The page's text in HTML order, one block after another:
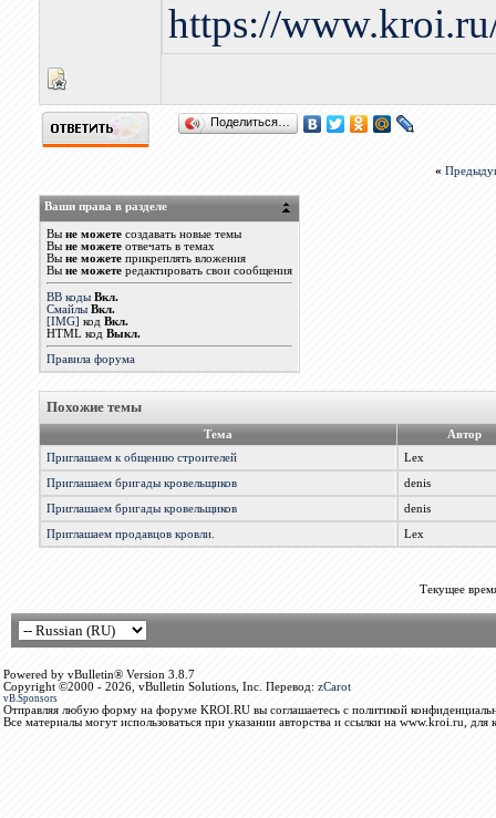
https://
Поделиться…
«
Ваши права в разделе
Вы не можетесоздавать новые темы
Вы не можетеотвечать в темах
Вы не можетеприкреплять вложения
Вы не можетередактировать свои сообщения
BB коды Вкл.
Смайлы Вкл.
[IMG] код Вкл.
HTML код Выкл.
Правила форума
Похожие темы
Тема
Автор
Приглашаем к общению строителей
Lex
Приглашаем бригады кровельщиков denis
Приглашаем бригады кровельщиков denis
Приглашаем продавцов кровли. Lex
Текущее
Powered by vBulletin® Version 3.8.7
Copyright ©2000 - 2026, vBulletin Solutions, Inc. Перевод: zCarot
vB.Sponsors
Отправляя любую форму на форуме KROI.RU вы соглашаетесь с политикой
Все материалы могут использоваться при указании авторства и ссылки на www.kroi.ru, для